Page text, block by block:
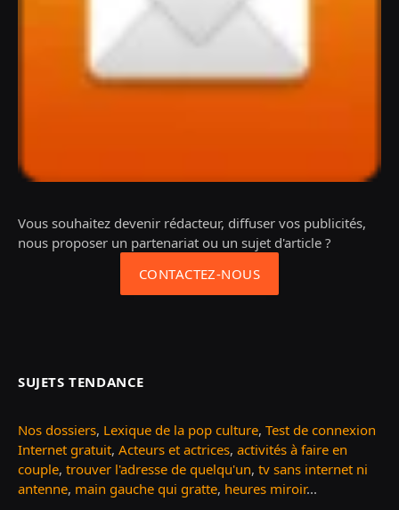
Vous souhaitez devenir rédacteur, diffuser vos publicités,
nous proposer un partenariat ou un sujet d'article ?
CONTACTEZ-NOUS
SUJETS TENDANCE
Nos dossiers, Lexique de la pop culture, Test de connexion
Internet gratuit, Acteurs et actrices, activités à faire en
couple, trouver l'adresse de quelqu'un, tv sans internet ni
antenne, main gauche qui gratte, heures miroir...